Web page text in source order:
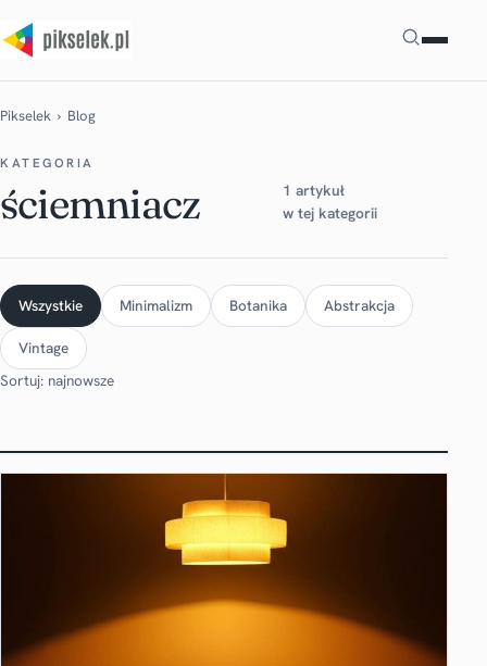
Szukaj
Pikselek › Blog
KATEGORIA
ściemniacz
1 artykuł
w tej kategorii
Wszystkie Minimalizm Botanika Abstrakcja
Vintage
Sortuj: najnowsze